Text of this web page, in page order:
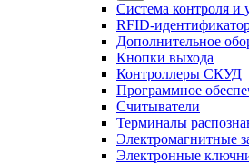
Система контроля и
RFID-
Дополнительное
Кнопки выхода
Контроллеры СКУД
Программное
Считыватели
Терминалы
Электромагнитные
Электронные